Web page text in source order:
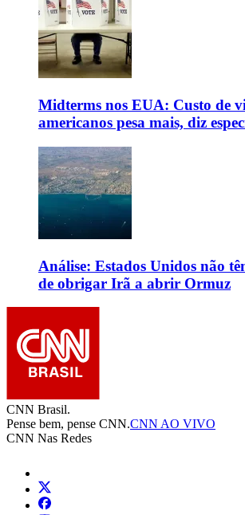
Midterms nos EUA: Custo de
americanos pesa mais, diz
Análise: Estados Unidos não
de obrigar Irã a abrir Ormuz
CNN Brasil.
Pense bem, pense CNN.CNN AO VIVO
CNN Nas Redes